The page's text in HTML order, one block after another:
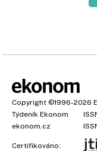
Copyright ©1996-2026
Týdeník Ekonom
ekonom.cz
Certifikováno: